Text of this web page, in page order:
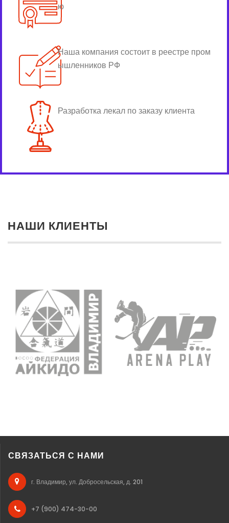
ю
Наша компания состоит в реестре пром
ышленников РФ
Разработка лекал по заказу клиента
НАШИ КЛИЕНТЫ
СВЯЗАТЬСЯ С НАМИ
г. Владимир, ул. Добросельская, д. 201
+7 (900) 474-30-00